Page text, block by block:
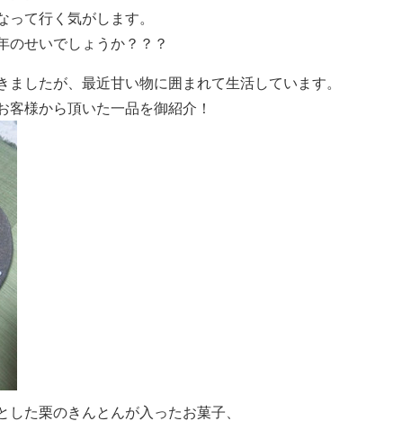
て行く気がします。
のせいでしょうか？？？
ましたが、最近甘い物に囲まれて生活しています。
様から頂いた一品を御紹介！
た栗のきんとんが入ったお菓子、